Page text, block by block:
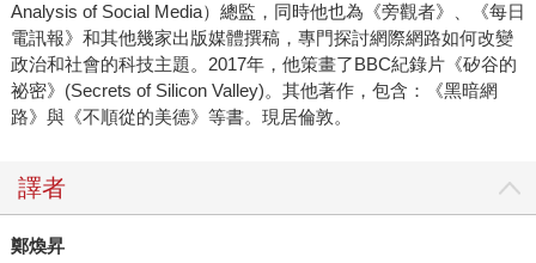
Analysis of Social Media）總監，同時他也為《旁觀者》、《每日
電訊報》和其他幾家出版媒體撰稿，專門探討網際網路如何改變
政治和社會的科技主題。2017年，他策畫了BBC紀錄片《矽谷的
祕密》(Secrets of Silicon Valley)。其他著作，包含：《黑暗網
路》與《不順從的美德》等書。現居倫敦。
譯者
鄭煥昇